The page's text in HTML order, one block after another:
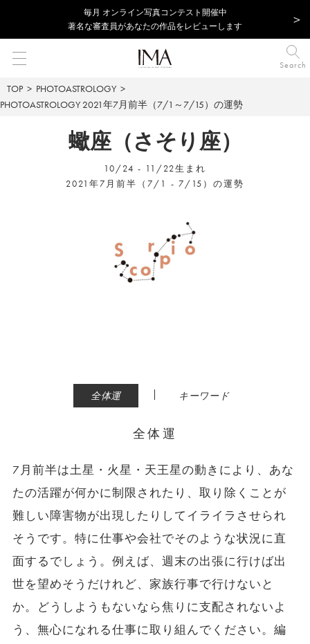
毎⽉ オンライン写真コンテスト開催中
著名な審査員があなたの作品をレビューします
Search
TOP
PHOTOASTROLOGY
PHOTOASTROLOGY 2021年7月前半（7/1～7/15）の運勢
蠍座（さそり座）
10/24 - 11/22生まれ
2021年7月前半（7/1 - 7/15）の運勢
全体運 | キーワード
全体運
7月前半は土星・火星・天王星の動きにより、あな
たの活躍が何かに制限されたり、取り除くことが
難しい障害物が出現したりしてイライラさせられ
そうです。特に仕事や会社でそのような状況に直
面するでしょう。例えば、週末の出張に行けば出
世を望めそうだけれど、家族行事で行けないと
か。どうしようもないなら焦りに支配されないよ
う、無心になれる仕事に取り組んでください。編